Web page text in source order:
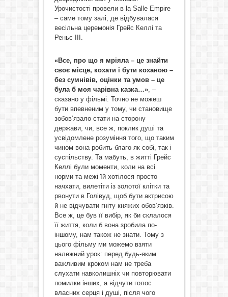
Урочистості провели в la Salle Empire
– саме тому залі, де відбувалася
весільна церемонія Грейс Келлі та
Реньє ІІІ.
«Все, про що я мріяла – це знайти
своє місце, кохати і бути коханою –
без сумнівів, оцінки та умов – це
була б моя чарівна казка…», –
сказано у фільмі. Точно не можеш
бути впевненим у тому, чи становище
зобов’язало стати на сторону
держави, чи, все ж, поклик душі та
усвідомлене розуміння того, що таким
чином вона робить благо як собі, так і
суспільству. Та мабуть, в житті Грейс
Келлі були моменти, коли на всі
норми та межі їй хотілося просто
начхати, вилетіти із золотої клітки та
рвонути в Голівуд, щоб бути актрисою
й не відчувати гніту княжих обов’язків.
Все ж, це був її вибір, як би склалося
її життя, коли б вона зробила по-
іншому, нам також не знати. Тому з
цього фільму ми можемо взяти
належний урок: перед будь-яким
важливим кроком нам не треба
слухати навколишніх чи повторювати
помилки інших, а відчути голос
власних серця і душі, після чого